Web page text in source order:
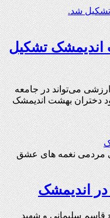
اندیمشک تشکیل
می‌تواند در جامعه
دختران بهشت اندیمشک
مردمی نغمه های عشق
اندیمشک
قاسم سلیمانی و شهید